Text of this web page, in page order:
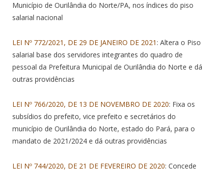
Município de Ourilândia do Norte/PA, nos índices do piso
salarial nacional
LEI Nº 772/2021, DE 29 DE JANEIRO DE 2021 : Altera o Piso
salarial base dos servidores integrantes do quadro de
pessoal da Prefeitura Municipal de Ourilândia do Norte e dá
outras providências
LEI Nº 766/2020, DE 13 DE NOVEMBRO DE 2020: Fixa os
subsídios do prefeito, vice prefeito e secretários do
município de Ourilândia do Norte, estado do Pará, para o
mandato de 2021/2024 e dá outras providências
LEI Nº 744/2020, DE 21 DE FEVEREIRO DE 2020: Concede